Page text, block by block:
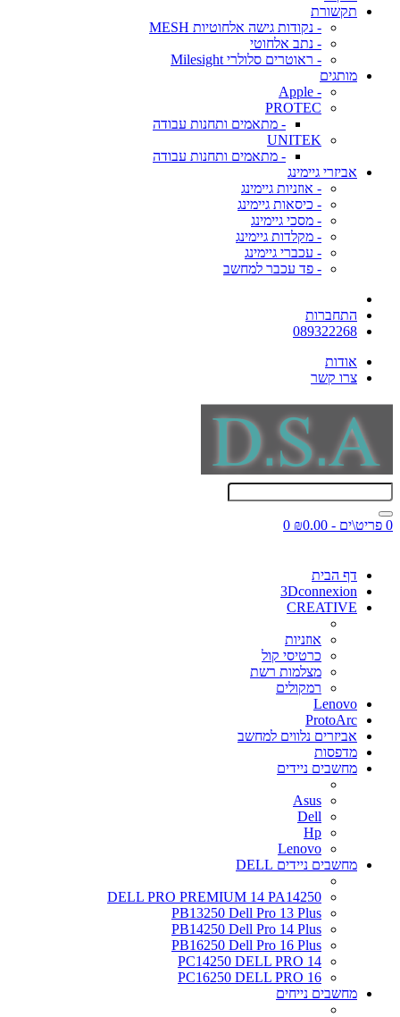
תקשורת
- נקודות גישה אלחוטיות MESH
- נתב אלחוטי
- ראוטרים סלולרי Milesight
מותגים
- Apple
PROTEC
- מתאמים ותחנות עבודה
UNITEK
- מתאמים ותחנות עבודה
אביזרי גיימינג
- אוזניות גיימינג
- כיסאות גיימינג
- מסכי גיימינג
- מקלדות גיימינג
- עכברי גיימינג
- פד עכבר למחשב
התחברות
089322268
אודות
צרו קשר
0 פריט\ים - ₪0.00 0
דף הבית
3Dconnexion
CREATIVE
אוזניות
כרטיסי קול
מצלמות רשת
רמקולים
Lenovo
ProtoArc
אביזרים נלווים למחשב
מדפסות
מחשבים ניידים
Asus
Dell
Hp
Lenovo
מחשבים ניידים DELL
DELL PRO PREMIUM 14 PA14250
PB13250 Dell Pro 13 Plus
PB14250 Dell Pro 14 Plus
PB16250 Dell Pro 16 Plus
PC14250 DELL PRO 14
PC16250 DELL PRO 16
מחשבים נייחים